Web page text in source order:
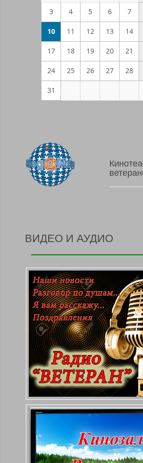
3 4 5 6 7
10 11 12 13 14
17 18 19 20 21
24 25 26 27 28
31
ВИДЕО И АУДИО